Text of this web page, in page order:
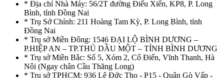
* Địa chỉ Nhà Máy: 56/2T đường Điểu Xiển, KP8, P. Long
Bình, tỉnh Đồng Nai
* Trụ Sở Chính: 211 Hoàng Tam Kỳ, P. Long Bình, tỉnh
Đồng Nai
* Trụ sở Miền Đông: 1546 ĐẠI LỘ BÌNH DƯƠNG –
P.HIỆP AN – TP.THỦ DẦU MỘT – TỈNH BÌNH DƯƠNG
* Trụ sở Miền Bắc: Số 5, Xóm 2, Cổ Điển, Vĩnh Thanh, Hà
Nôi (Ngay chân Cầu Thăng Long)
* Trụ sở TPHCM: 936 Lê Đức Thọ - P15 - Quận Gò Vấp -